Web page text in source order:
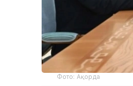
Фото: Ақорда